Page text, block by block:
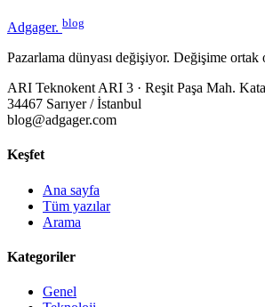
Adgager. blog
Pazarlama dünyası değişiyor. Değişime ortak
ARI Teknokent ARI 3 · Reşit Paşa Mah.
34467 Sarıyer / İstanbul
blog@adgager.com
Keşfet
Ana sayfa
Tüm yazılar
Arama
Kategoriler
Genel